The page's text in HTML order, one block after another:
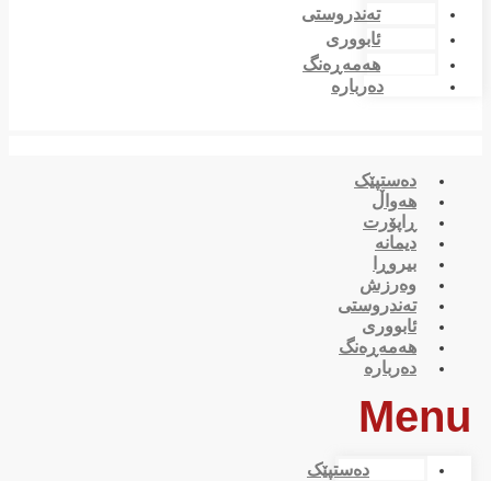
تەندروستی
ئابووری
هەمەڕەنگ
دەربارە
دەستپێک
هەواڵ
ڕاپۆرت
دیمانە
بیروڕا
وەرزش
تەندروستی
ئابووری
هەمەڕەنگ
دەربارە
Menu
دەستپێک